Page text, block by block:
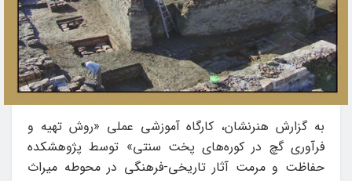
به گزارش هنرنشان، کارگاه آموزشی عملی «روش تهیه و
فرآوری گچ در کوره‌های پخت سنتی» توسط پژوهشکده
حفاظت و مرمت آثار تاریخی-فرهنگی در محوطه میراث